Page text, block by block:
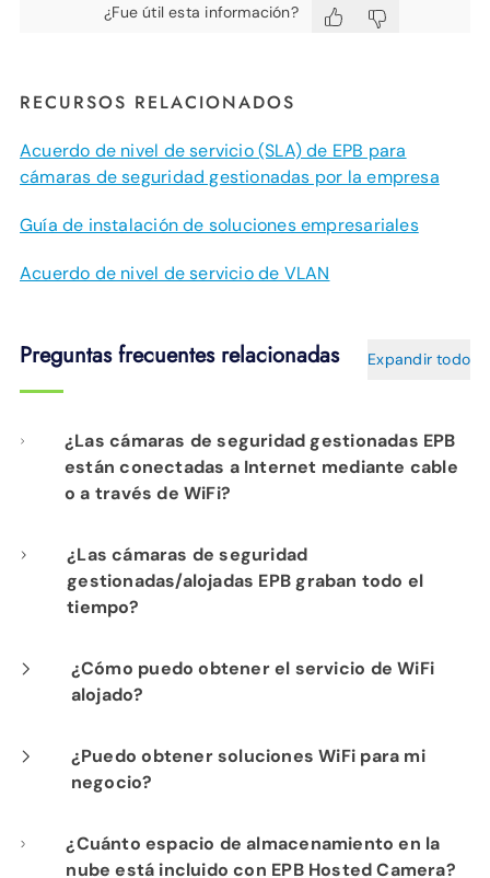
¿Fue útil esta información?
RECURSOS RELACIONADOS
Acuerdo de nivel de servicio (SLA) de EPB para
cámaras de seguridad gestionadas por la empresa
Guía de instalación de soluciones empresariales
Acuerdo de nivel de servicio de VLAN
Preguntas frecuentes relacionadas Expandir todo
¿Las cámaras de seguridad gestionadas EPB
están conectadas a Internet mediante cable
o a través de WiFi?
Nuestra instalación profesional incluye el
cableado de cada cámara a su
infraestructura de red de fibra para un
¿Las cámaras de seguridad
gestionadas/alojadas EPB graban todo el
tiempo?
Sí. Los productos de seguridad gestionada y
cámaras alojadas de EPB proporcionan
su negocio para su tranquilidad.
¿Cómo puedo obtener el servicio de WiFi
alojado?
Si ya es cliente de Internet de Fi-Speed, con
gusto le mostraremos las ventajas de
Comuníquese con nuestro departamento de
¿Puedo obtener soluciones WiFi para mi
negocio?
Sí. Nuestras soluciones WiFi alojadas llave en
¿Cuánto espacio de almacenamiento en la
nube está incluido con EPB Hosted Camera?